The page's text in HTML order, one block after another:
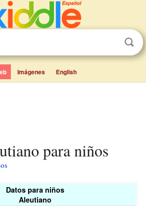
Imágenes English
para niños
Datos para niños
Aleutiano